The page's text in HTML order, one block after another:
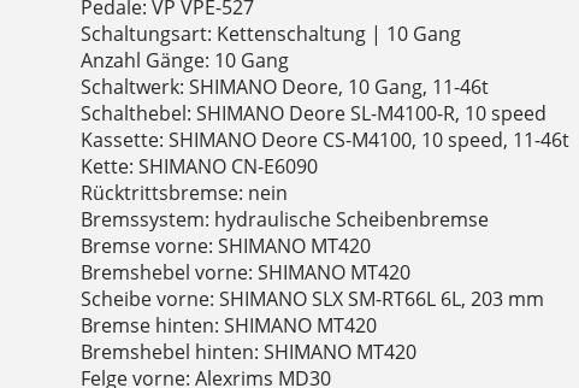
Pedale: VP VPE-527
Schaltungsart: Kettenschaltung | 10 Gang
Anzahl Gänge: 10 Gang
Schaltwerk: SHIMANO Deore, 10 Gang, 11-46t
Schalthebel: SHIMANO Deore SL-M4100-R, 10 speed
Kassette: SHIMANO Deore CS-M4100, 10 speed, 11-46t
Kette: SHIMANO CN-E6090
Rücktrittsbremse: nein
Bremssystem: hydraulische Scheibenbremse
Bremse vorne: SHIMANO MT420
Bremshebel vorne: SHIMANO MT420
Scheibe vorne: SHIMANO SLX SM-RT66L 6L, 203 mm
Bremse hinten: SHIMANO MT420
Bremshebel hinten: SHIMANO MT420
Felge vorne: Alexrims MD30